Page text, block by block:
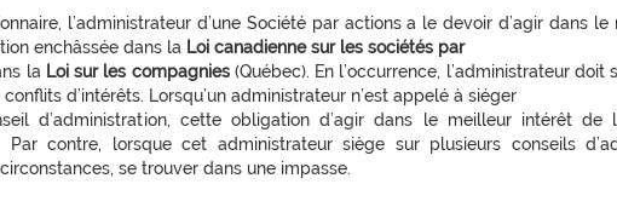
l’administrateur d’une Société par actions a le devoir d’agir dans
enchâssée dans la Loi canadienne sur les sociétés par
la Loi sur les compagnies(Québec). En l’occurrence, l’administrateur doit
d’intérêts. Lorsqu’un administrateur n’est appelé à siéger
d’administration, cette obligation d’agir dans le meilleur intérêt de
Par contre, lorsque cet administrateur siège sur plusieurs conseils
se trouver dans une impasse.